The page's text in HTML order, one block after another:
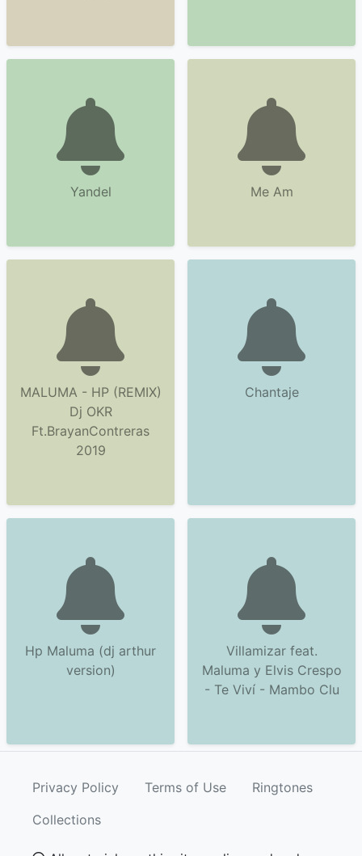
Yandel Me Am
MALUMA - HP (REMIX)
Dj OKR
Ft.BrayanContreras
2019
Chantaje
Hp Maluma (dj arthur
version)
Villamizar feat.
Maluma y Elvis Crespo
- Te Viví - Mambo Clu
Privacy Policy Terms of Use
Ringtones
Collections